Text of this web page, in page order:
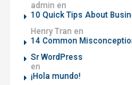
admin en
10 Quick Tips About
Henry Tran en
14 Common
Sr WordPress
en
¡Hola mundo!